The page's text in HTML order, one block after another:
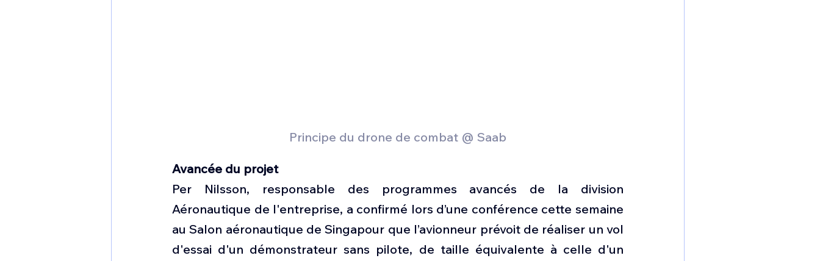
Principe du drone de combat @ Saab
Avancée du projet
Per Nilsson, responsable des programmes avancés de la division
Aéronautique de l'entreprise, a confirmé lors d’une conférence cette semaine
au Salon aéronautique de Singapour que l’avionneur prévoit de réaliser un vol
d'essai d'un démonstrateur sans pilote, de taille équivalente à celle d'un